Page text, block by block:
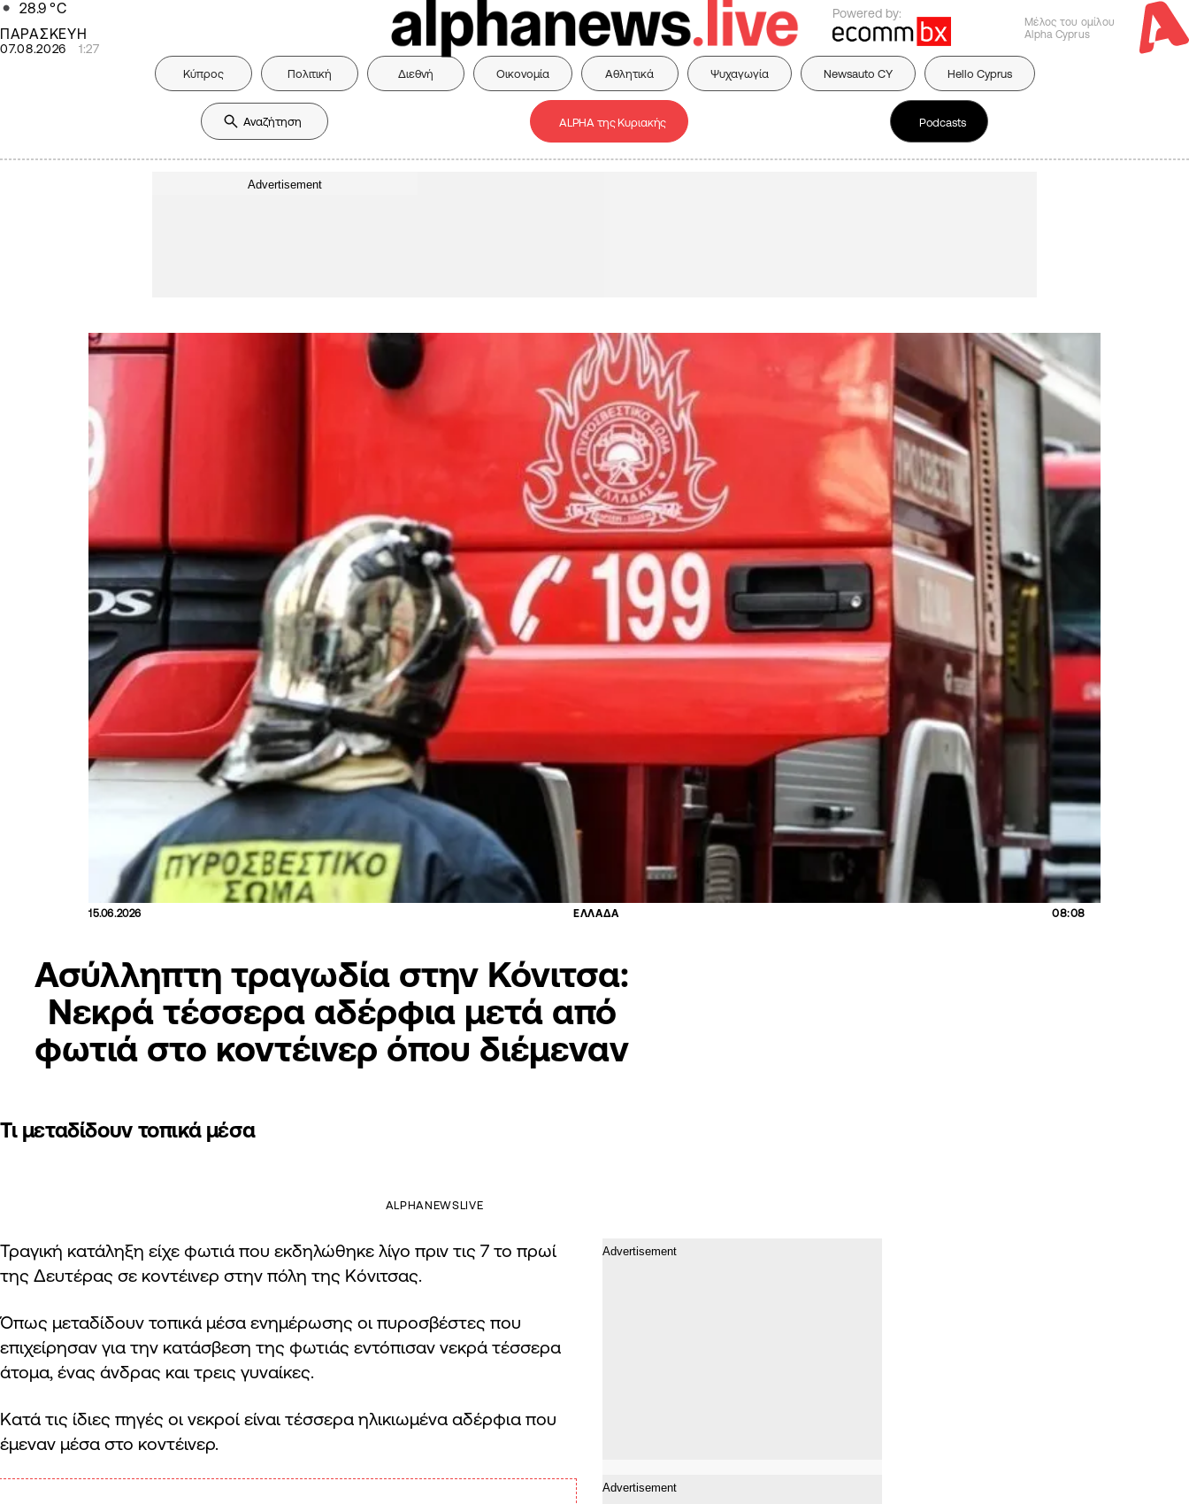
28.9 °C
ΠΑΡΑΣΚΕΥΗ
07.08.2026 1:27
Powered by:
Μέλος του ομίλου
Alpha Cyprus
Κύπρος Πολιτική Διεθνή Οικονομία Αθλητικά Ψυχαγωγία Newsauto CY Hello Cyprus
ALPHA της Κυριακής Podcasts
Advertisement
15.06.2026 ΕΛΛΑΔΑ 08:08
Ασύλληπτη τραγωδία στην Κόνιτσα:
Νεκρά τέσσερα αδέρφια μετά από
φωτιά στο κοντέινερ όπου διέμεναν
Τι μεταδίδουν τοπικά μέσα
ALPHANEWSLIVE
Τραγική κατάληξη είχε φωτιά που εκδηλώθηκε λίγο πριν τις 7 το πρωί
της Δευτέρας σε κοντέινερ στην πόλη της Κόνιτσας.
Όπως μεταδίδουν τοπικά μέσα ενημέρωσης οι πυροσβέστες που
επιχείρησαν για την κατάσβεση της φωτιάς εντόπισαν νεκρά τέσσερα
άτομα, ένας άνδρας και τρεις γυναίκες.
Κατά τις ίδιες πηγές οι νεκροί είναι τέσσερα ηλικιωμένα αδέρφια που
έμεναν μέσα στο κοντέινερ.